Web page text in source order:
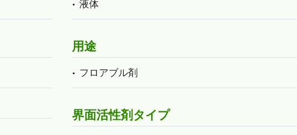
液体
用途
フロアブル剤
界面活性剤タイプ